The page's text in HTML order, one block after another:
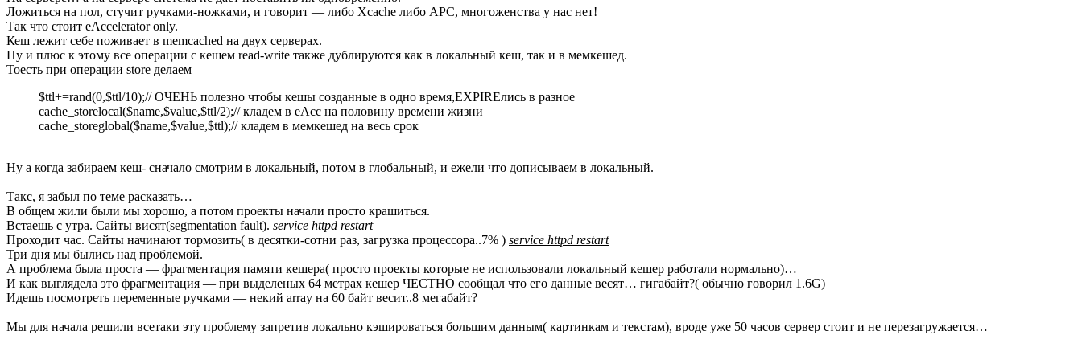
Ложиться на пол, стучит ручками-ножками, и говорит — либо Xcache либо APC, многоженства у нас нет!
Так что стоит eAccelerator only.
Кеш лежит себе поживает в memcached на двух серверах.
Ну и плюс к этому все операции с кешем read-write также дублируются как в локальный кеш, так и в мемкешед.
Тоесть при операции store делаем
$ttl+=rand(0,$ttl/10);// ОЧЕНЬ полезно чтобы кешы созданные в одно время,EXPIREлись в разное
cache_storelocal($name,$value,$ttl/2);// кладем в eAcc на половину времени жизни
cache_storeglobal($name,$value,$ttl);// кладем в мемкешед на весь срок
Ну а когда забираем кеш- сначало смотрим в локальный, потом в глобальный, и ежели что дописываем в локальный.
Такс, я забыл по теме расказать…
В общем жили были мы хорошо, а потом проекты начали просто крашиться.
Встаешь с утра. Сайты висят(segmentation fault). service httpd restart
Проходит час. Сайты начинают тормозить( в десятки-сотни раз, загрузка процессора..7% ) service httpd restart
Три дня мы былись над проблемой.
А проблема была проста — фрагментация памяти кешера( просто проекты которые не использовали локальный кешер работали нормально)…
И как выглядела это фрагментация — при выделеных 64 метрах кешер ЧЕСТНО сообщал что его данные весят… гигабайт?( обычно говорил 1.6G)
Идешь посмотреть переменные ручками — некий array на 60 байт весит..8 мегабайт?
Мы для начала решили всетаки эту проблему запретив локально кэшироваться большим данным( картинкам и текстам), вроде уже 50 часов сервер стоит и не перезагружается…